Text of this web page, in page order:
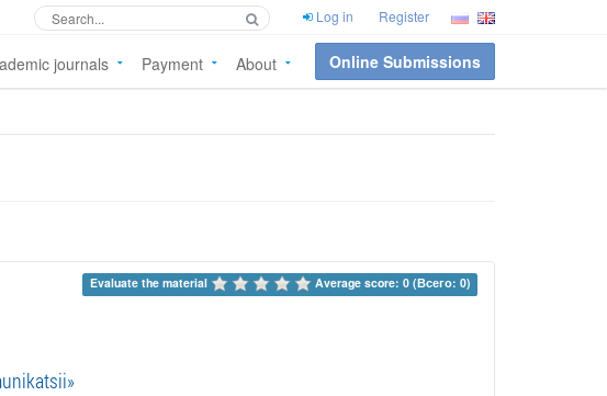
Log in Register
journals Payment About Online Submissions
Evaluate the material Average score: 0 (Всего: 0)